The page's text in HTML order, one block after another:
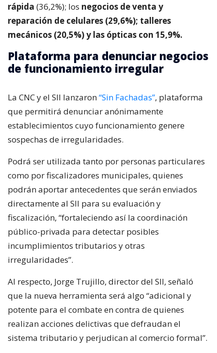
rápida (36,2%); los negocios de venta y
reparación de celulares (29,6%); talleres
mecánicos (20,5%) y las ópticas con 15,9%.
Plataforma para denunciar negocios
de funcionamiento irregular
La CNC y el SII lanzaron“Sin Fachadas”, plataforma
que permitirá denunciar anónimamente
establecimientos cuyo funcionamiento genere
sospechas de irregularidades.
Podrá ser utilizada tanto por personas particulares
como por fiscalizadores municipales, quienes
podrán aportar antecedentes que serán enviados
directamente al SII para su evaluación y
fiscalización, “fortaleciendo así la coordinación
público-privada para detectar posibles
incumplimientos tributarios y otras
irregularidades”.
Al respecto, Jorge Trujillo, director del SII, señaló
que la nueva herramienta será algo “adicional y
potente para el combate en contra de quienes
realizan acciones delictivas que defraudan el
sistema tributario y perjudican al comercio formal”.